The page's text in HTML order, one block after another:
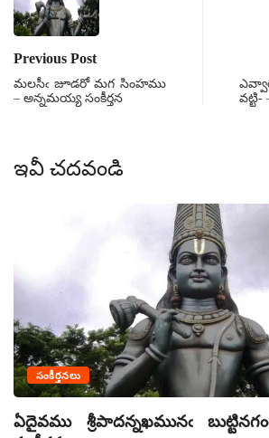
Previous Post
మలసీఁ జూడరో మగ సింహము
– అన్నమయ్య సంకీర్తన
వట్టి-
ఇవీ చదవండి
సంకీర్తనలు
ఏదైవము శ్రీపాదన్నఖమునఁ